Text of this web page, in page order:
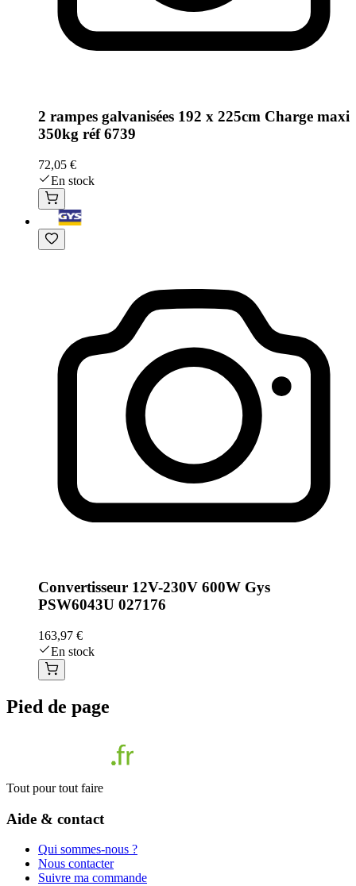
2 rampes galvanisées 192 x 225cm Charge maxi
350kg réf 6739
72,05 €
En stock
Convertisseur 12V-230V 600W Gys
PSW6043U 027176
163,97 €
En stock
Pied de page
Tout pour tout faire
Aide & contact
Qui sommes-nous ?
Nous contacter
Suivre ma commande